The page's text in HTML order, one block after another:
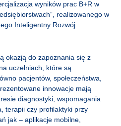
wyników prac B+R w
realizowanego w
Inteligentny Rozwój
okazją do zapoznania się z
uczelniach, które są
pacjentów, społeczeństwa,
innowacje mają
diagnostyki, wspomagania
terapii czy profilaktyki przy
jak – aplikacje mobilne,